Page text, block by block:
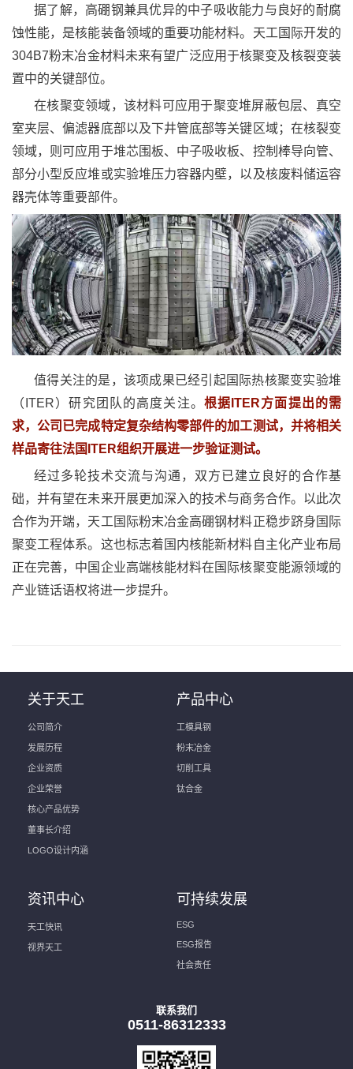
据了解，高硼钢兼具优异的中子吸收能力与良好的耐腐
蚀性能，是核能装备领域的重要功能材料。天工国际开发的
304B7粉末冶金材料未来有望广泛应用于核聚变及核裂变装
置中的关键部位。
在核聚变领域，该材料可应用于聚变堆屏蔽包层、真空
室夹层、偏滤器底部以及下井管底部等关键区域；在核裂变
领域，则可应用于堆芯围板、中子吸收板、控制棒导向管、
部分小型反应堆或实验堆压力容器内壁，以及核废料储运容
器壳体等重要部件。
值得关注的是，该项成果已经引起国际热核聚变实验堆
（ITER）研究团队的高度关注。 根据ITER方面提出的需
求，公司已完成特定复杂结构零部件的加工测试，并将相关
样品寄往法国ITER组织开展进一步验证测试。
经过多轮技术交流与沟通，双方已建立良好的合作基
础，并有望在未来开展更加深入的技术与商务合作。以此次
合作为开端，天工国际粉末冶金高硼钢材料正稳步跻身国际
聚变工程体系。这也标志着国内核能新材料自主化产业布局
正在完善，中国企业高端核能材料在国际核聚变能源领域的
产业链话语权将进一步提升。
关于天工
公司简介
发展历程
企业资质
企业荣誉
核心产品优势
董事长介绍
LOGO设计内涵
产品中心
工模具钢
粉末冶金
切削工具
钛合金
资讯中心
天工快讯
视界天工
可持续发展
ESG
ESG报告
社会责任
联系我们
0511-86312333